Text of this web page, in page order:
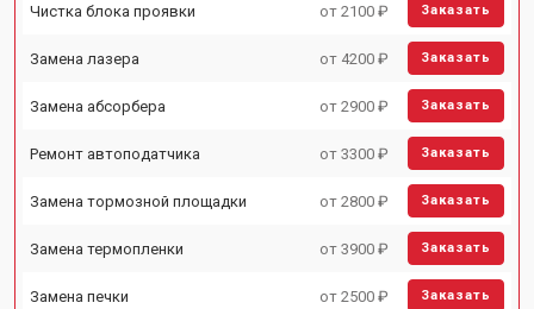
Чистка блока проявки от 2100 ₽ Заказать
Замена лазера от 4200 ₽ Заказать
Замена абсорбера от 2900 ₽ Заказать
Ремонт автоподатчика от 3300 ₽ Заказать
Замена тормозной площадки от 2800 ₽ Заказать
Замена термопленки от 3900 ₽ Заказать
Замена печки от 2500 ₽ Заказать